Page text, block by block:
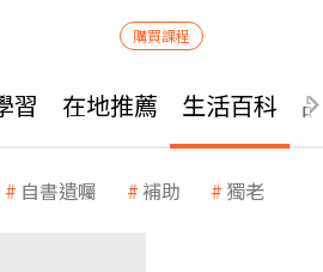
購買課程
習 在地推薦 生活百科
自書遺囑 補助 獨老